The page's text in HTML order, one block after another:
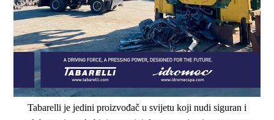
Tabarelli je jedini proizvođač u svijetu koji nudi siguran i